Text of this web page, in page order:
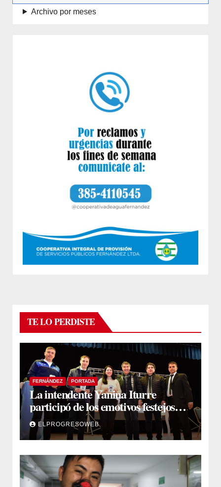
Archivo por meses
TE LO PERDISTE
FERNÁNDEZ PORTADA
La intendente Yanina Iturre
participó de los emotivos festejos
por el Aniversario del Taekwon-Do
en Fernández
ELPROGRESOWEB